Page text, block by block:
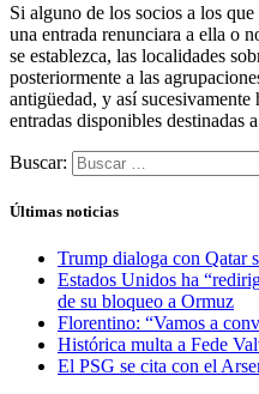
Si alguno de los socios a los
una entrada renunciara a ella o
se establezca, las localidades
posteriormente a las
antigüedad, y así sucesivamente
entradas disponibles destinadas
Buscar:
Últimas noticias
Trump dialoga con Qatar
Estados Unidos ha
de su bloqueo a Ormuz
Florentino: “Vamos a
Histórica multa a Fede
El PSG se cita con el